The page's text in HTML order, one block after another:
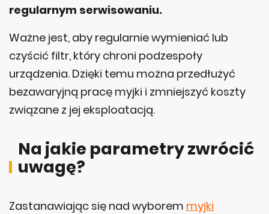
regularnym serwisowaniu.
Ważne jest, aby regularnie wymieniać lub
czyścić filtr, który chroni podzespoły
urządzenia. Dzięki temu można przedłużyć
bezawaryjną pracę myjki i zmniejszyć koszty
związane z jej eksploatacją.
Na jakie parametry zwrócić
uwagę?
Zastanawiając się nad wyborem myjki